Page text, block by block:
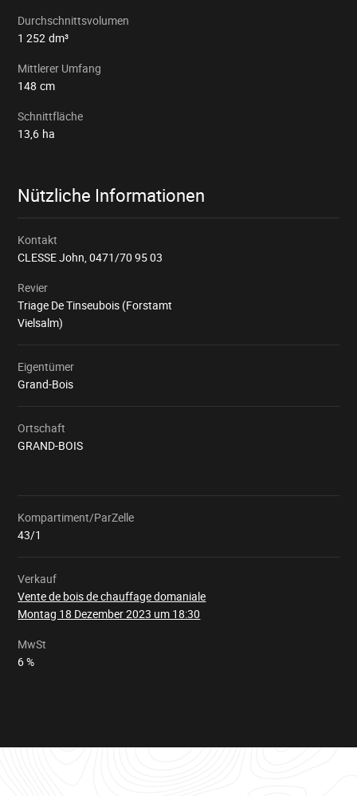
Durchschnittsvolumen
1 252 dm³
Mittlerer Umfang
148 cm
Schnittfläche
13,6 ha
Nützliche Informationen
Kontakt
CLESSE John,0471/70 95 03
Revier
Triage De Tinseubois (Forstamt
Vielsalm)
Eigentümer
Grand-Bois
Ortschaft
GRAND-BOIS
Kompartiment/ParZelle
43/1
Verkauf
Vente de bois de chauffage domaniale
Montag 18 Dezember 2023 um 18:30
Wird
MwSt
6 %